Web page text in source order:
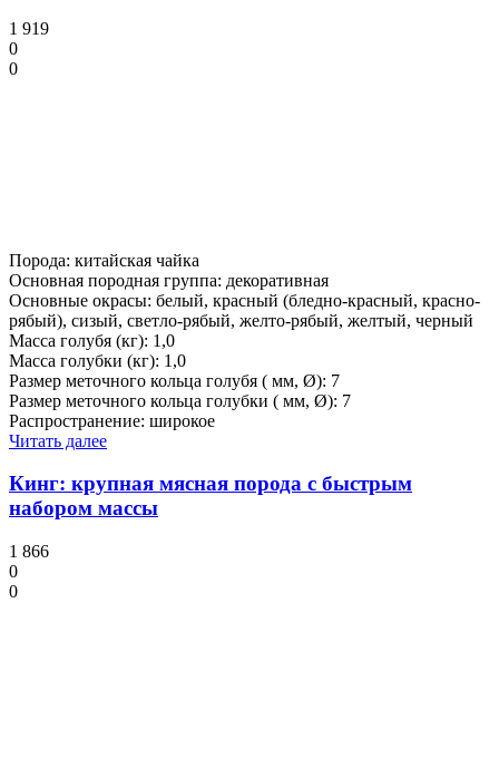
1 919
0
0
Порода: китайская чайка
Основная породная группа: декоративная
Основные окрасы: белый, красный (бледно-красный, красно-
рябый), сизый, светло-рябый, желто-рябый, желтый, черный
Масса голубя (кг): 1,0
Масса голубки (кг): 1,0
Размер меточного кольца голубя ( мм, Ø): 7
Размер меточного кольца голубки ( мм, Ø): 7
Распространение: широкое
Читать далее
Кинг: крупная мясная порода с быстрым
набором массы
1 866
0
0